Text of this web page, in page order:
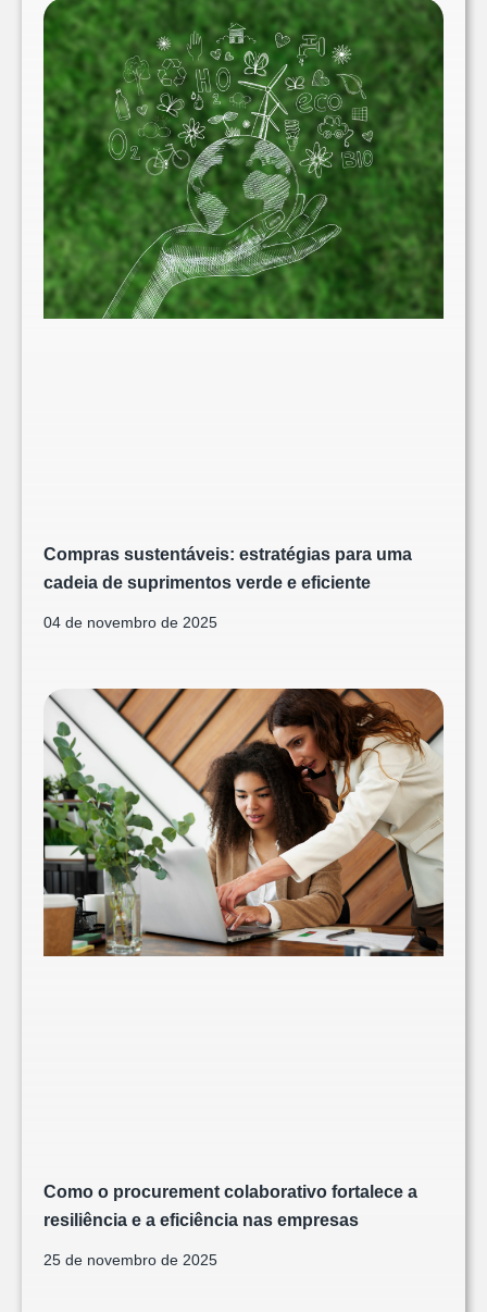
Compras sustentáveis: estratégias para uma
cadeia de suprimentos verde e eficiente
04 de novembro de 2025
Como o procurement colaborativo fortalece a
resiliência e a eficiência nas empresas
25 de novembro de 2025